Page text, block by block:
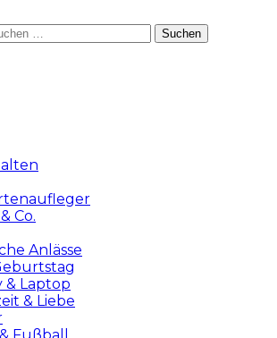
Co.
Anlässe
& Laptop
& Liebe